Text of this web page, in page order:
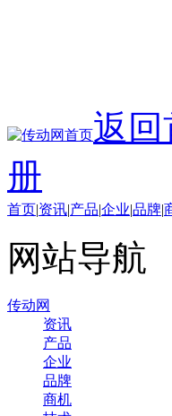
返回
册
首页|资讯|产品|企业|品牌|
网站导航
传动网
资讯
产品
企业
品牌
商机